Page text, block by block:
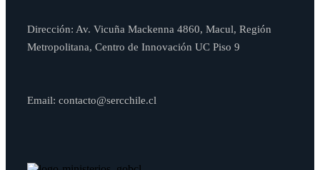
Dirección: Av. Vicuña Mackenna 4860, Macul, Región
Metropolitana, Centro de Innovación UC Piso 9
Email: contacto@sercchile.cl